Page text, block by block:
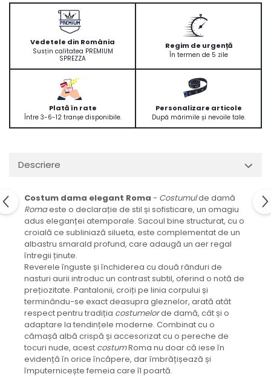
Vedetele din România
Susțin calitatea PREMIUM
SPREZZA
Regim de urgență
În termen de 5 zile
Plată în rate
Între 3-6-12 tranșe disponibile.
Personalizare articole
După mărimile și nevoile tale.
Descriere
Costum dama elegant Roma - Costumulde damă
Romaeste o declarație de stil și sofisticare, un omagiu
adus eleganței atemporale. Sacoul bine structurat, cu o
croială ce subliniază silueta, este complementat de un
albastru smarald profund, care adaugă un aer regal
întregii ținute.
Reverele înguste și închiderea cu două rânduri de
nasturi aurii introduc un contrast subtil, oferind o notă de
prețiozitate. Pantalonii, croiți pe linia corpului și
terminându-se exact deasupra gleznelor, arată atât
respect pentru tradiția costumelorde damă, cât și o
adaptare la tendințele moderne. Combinat cu o
cămașă albă crispă și accesorizat cu o pereche de
tocuri nude, acest costumRoma nu doar că iese în
evidență în orice încăpere, dar îmbrățișează și
împuternicește femeia care îl poartă.